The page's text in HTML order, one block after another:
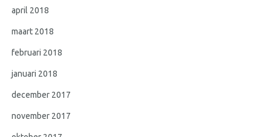
april 2018
maart 2018
februari 2018
januari 2018
december 2017
november 2017